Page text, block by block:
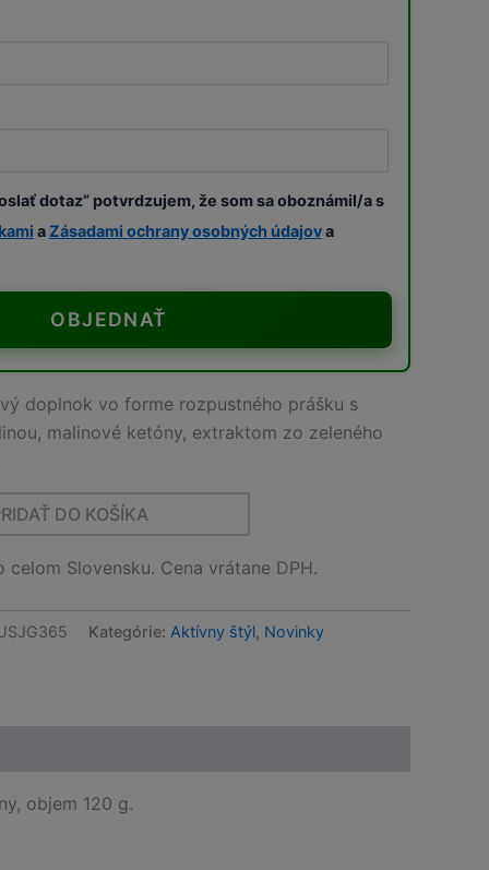
dotaz“ potvrdzujem, že som sa oboznámil/a s
aZásadami ochrany osobných údajova
OBJEDNAŤ
doplnok vo forme rozpustného prášku s
malinové ketóny, extraktom zo zeleného
DO KOŠÍKA
Slovensku. Cena vrátane DPH.
Kategórie: Aktívny štýl, Novinky
objem 120 g.